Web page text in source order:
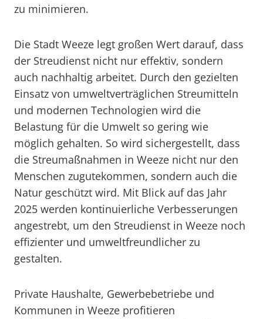
zu minimieren.
Die Stadt Weeze legt großen Wert darauf, dass
der Streudienst nicht nur effektiv, sondern
auch nachhaltig arbeitet. Durch den gezielten
Einsatz von umweltverträglichen Streumitteln
und modernen Technologien wird die
Belastung für die Umwelt so gering wie
möglich gehalten. So wird sichergestellt, dass
die Streumaßnahmen in Weeze nicht nur den
Menschen zugutekommen, sondern auch die
Natur geschützt wird. Mit Blick auf das Jahr
2025 werden kontinuierliche Verbesserungen
angestrebt, um den Streudienst in Weeze noch
effizienter und umweltfreundlicher zu
gestalten.
Private Haushalte, Gewerbebetriebe und
Kommunen in Weeze profitieren